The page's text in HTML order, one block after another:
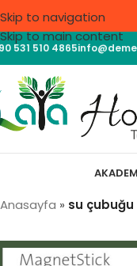
Skip to navigation
Skip to main content
531 510 4865
Anasayfa » su çubuğu